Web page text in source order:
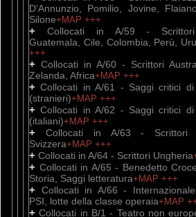
D'Annunzio, Pomilio, Jovine,
Silone+MAP +++
+ Collocati in A/59 - Scrittori
Guatemala, Cile, Colombia, Perù,
+++
+ Collocati in A/60 - Scrittori
Zelanda, Africa+MAP +++
+Collocati in A/61 - Saggi critici di
(stranieri)+MAP +++
+Collocati in A/62 - Saggi critici di
(italiani)+MAP +++
+ Collocati in A/63 - Scrittori
Svizzera+MAP +++
+ Collocati in A/64 - Scrittori Ungheria
+ Collocati in A/65 - Benedetto
Storia, Saggi letteratura+MAP +++
+ Collocati in A/66 - Internazionale
PSI, lotte della classe operaia+MAP
+Collocati in B/1 - Teatro non